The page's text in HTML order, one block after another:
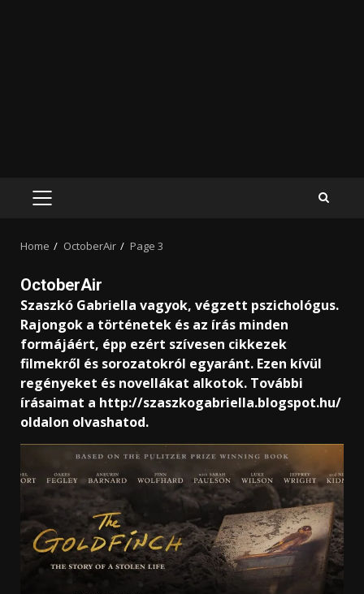
PRIMARY
Home OctoberAir Page 3
OctoberAir
Szaszkó Gabriella vagyok, végzett pszichológus.
Rajongok a történetek és az írás minden
formájáért, épp ezért szívesen cikkezek
filmekről és sorozatokról egyaránt. Ezen kívül
regényeket és novellákat alkotok. További
írásaimat a http://szaszkogabriella.blogspot.hu/
oldalon olvashatod.